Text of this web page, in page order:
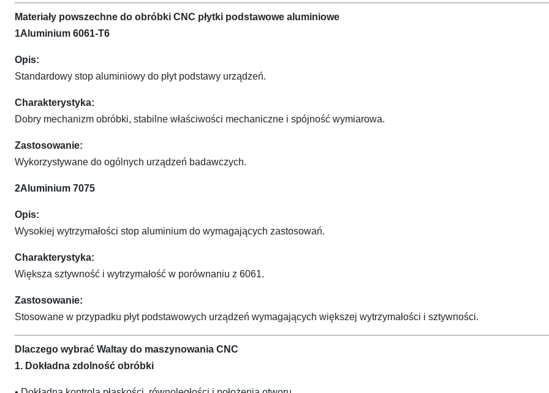
Materiały powszechne do obróbki CNC płytki podstawowe aluminiowe
1Aluminium 6061-T6
Opis:
Standardowy stop aluminiowy do płyt podstawy urządzeń.
Charakterystyka:
Dobry mechanizm obróbki, stabilne właściwości mechaniczne i spójność wymiarowa.
Zastosowanie:
Wykorzystywane do ogólnych urządzeń badawczych.
2Aluminium 7075
Opis:
Wysokiej wytrzymałości stop aluminium do wymagających zastosowań.
Charakterystyka:
Większa sztywność i wytrzymałość w porównaniu z 6061.
Zastosowanie:
Stosowane w przypadku płyt podstawowych urządzeń wymagających większej wytrzymałości i sztywności.
Dlaczego wybrać Waltay do maszynowania CNC
1. Dokładna zdolność obróbki